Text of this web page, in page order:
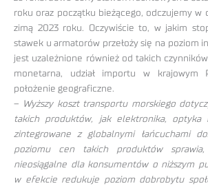
roku oraz początku bieżącego, odczujemy w
zimą 2023 roku. Oczywiście to, w jakim
stawek u armatorów przełoży się na poziom
jest uzależnione również od takich
monetarna, udział importu w krajowym
położenie geograficzne.
–
Wyższy koszt transportu morskiego
takich produktów, jak elektronika,
zintegrowane z globalnymi łańcuchami
poziomu cen takich produktów
nieosiągalne dla konsumentów o niższym
w efekcie redukuje poziom dobrobytu